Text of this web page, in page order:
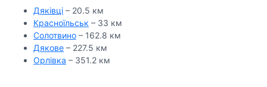
Дяківці – 20.5 км
Красноїльськ – 33 км
Солотвино – 162.8 км
Дякове – 227.5 км
Орлівка – 351.2 км